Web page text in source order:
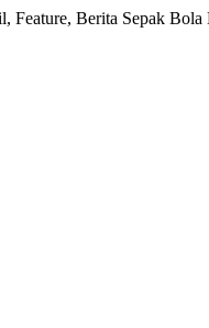
Berita Sepak Bola